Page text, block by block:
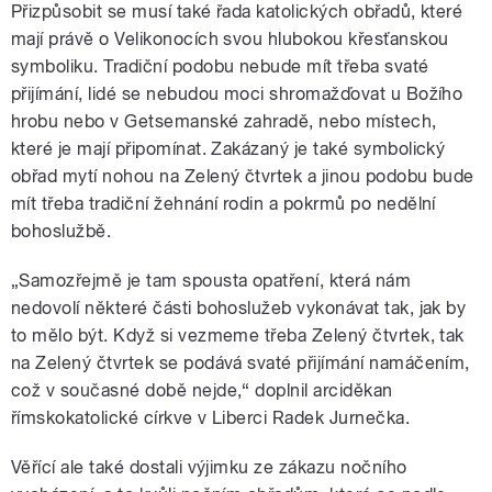
Přizpůsobit se musí také řada katolických obřadů, které
mají právě o Velikonocích svou hlubokou křesťanskou
symboliku. Tradiční podobu nebude mít třeba svaté
přijímání, lidé se nebudou moci shromažďovat u Božího
hrobu nebo v Getsemanské zahradě, nebo místech,
které je mají připomínat. Zakázaný je také symbolický
obřad mytí nohou na Zelený čtvrtek a jinou podobu bude
mít třeba tradiční žehnání rodin a pokrmů po nedělní
bohoslužbě.
„Samozřejmě je tam spousta opatření, která nám
nedovolí některé části bohoslužeb vykonávat tak, jak by
to mělo být. Když si vezmeme třeba Zelený čtvrtek, tak
na Zelený čtvrtek se podává svaté přijímání namáčením,
což v současné době nejde,“ doplnil arciděkan
římskokatolické církve v Liberci Radek Jurnečka.
Věřící ale také dostali výjimku ze zákazu nočního